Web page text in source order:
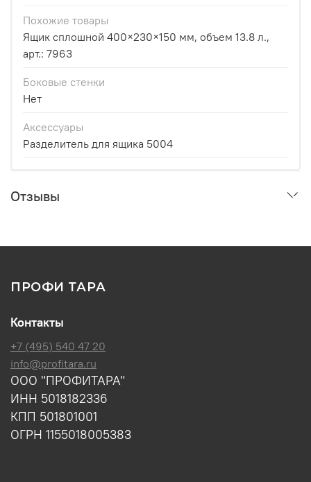
Похожие товары
Ящик сплошной 400×230×150 мм, объем 13.8 л.,
арт.: 7963
Боковые стенки
Нет
Аксессуары
Разделитель для ящика 5004
Отзывы
ПРОФИ ТАРА
Контакты
+7 (495) 540 47 20
info@profitara.ru
ООО "ПРОФИТАРА"
ИНН 5018182336
КПП 501801001
ОГРН 1155018005383